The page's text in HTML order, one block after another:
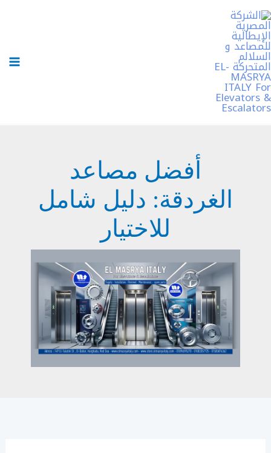
تخطي
إلى
المحتوى
أفضل مصاعد
الغردقة: دليل شامل
للاختيار